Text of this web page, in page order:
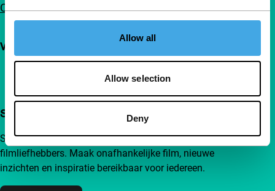
Allow all
Allow selection
Deny
Contact
Volg IFFR
Steun IFFR al vanaf €4 per maand
Sluit je aan bij een groep nieuwsgierige en verbonden
filmliefhebbers. Maak onafhankelijke film, nieuwe
inzichten en inspiratie bereikbaar voor iedereen.